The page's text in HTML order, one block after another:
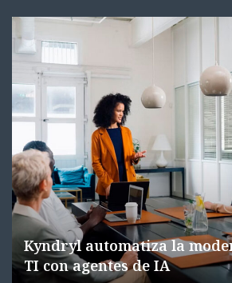
Kyndryl automatiza la
TI con agentes de IA